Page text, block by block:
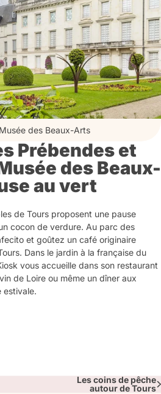
des Beaux-Arts
Prébendes et
des Beaux-
au vert
de Tours proposent une pause
cocon de verdure. Au parc des
et goûtez un café originaire
Dans le jardin à la française du
vous accueille dans son restaurant
de Loire ou même un dîner aux
estivale.
Les coins de pêche
autour de Tours